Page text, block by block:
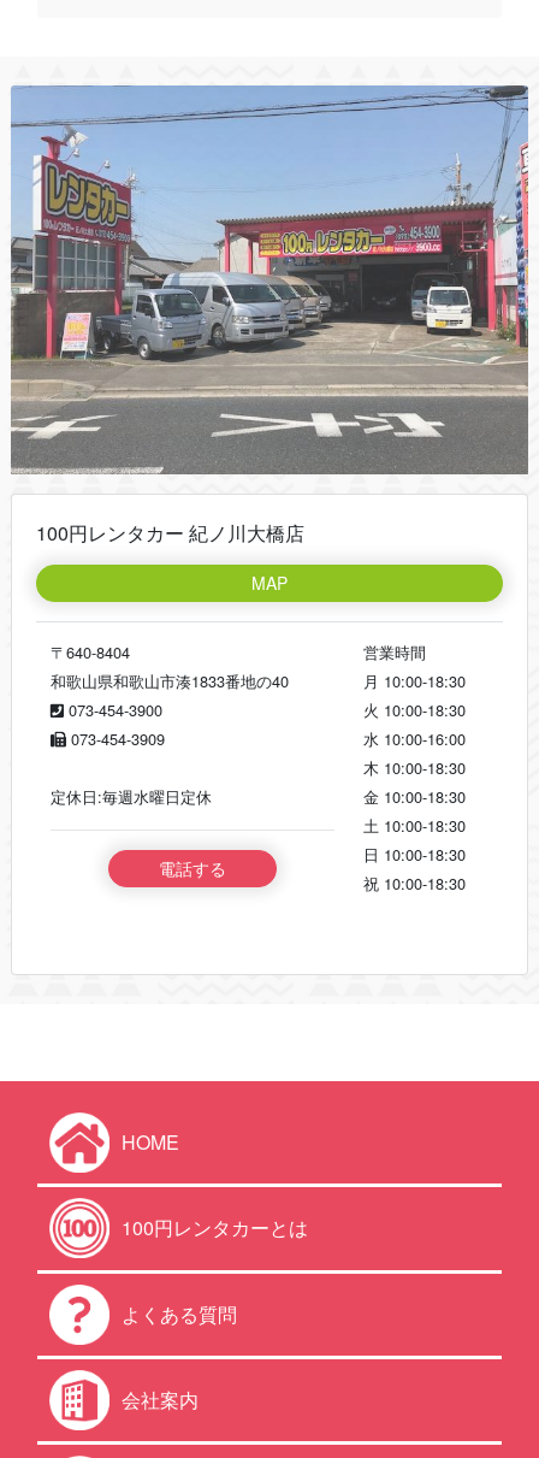
100円レンタカー 紀ノ川大橋店
MAP
〒640-8404
和歌山県和歌山市湊1833番地の40
073-454-3900
073-454-3909
定休日:毎週水曜日定休
電話する
営業時間
月 10:00-18:30
火 10:00-18:30
水 10:00-16:00
木 10:00-18:30
金 10:00-18:30
土 10:00-18:30
日 10:00-18:30
祝 10:00-18:30
HOME
100円レンタカーとは
よくある質問
会社案内